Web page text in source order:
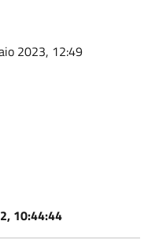
2023, 12:49
10:44:44